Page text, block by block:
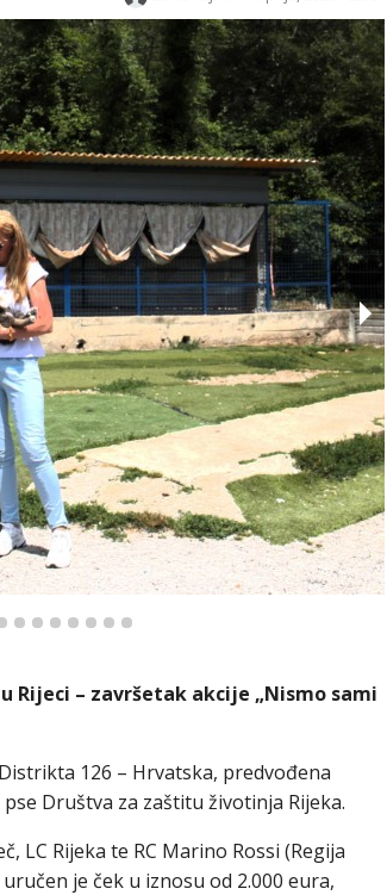
D-126 i kontakt
Rijeci – završetak akcije „Nismo sami
126 – Hrvatska, predvođena
Društva za zaštitu životinja Rijeka.
LC Rijeka te RC Marino Rossi (Regija
je ček u iznosu od 2.000 eura,